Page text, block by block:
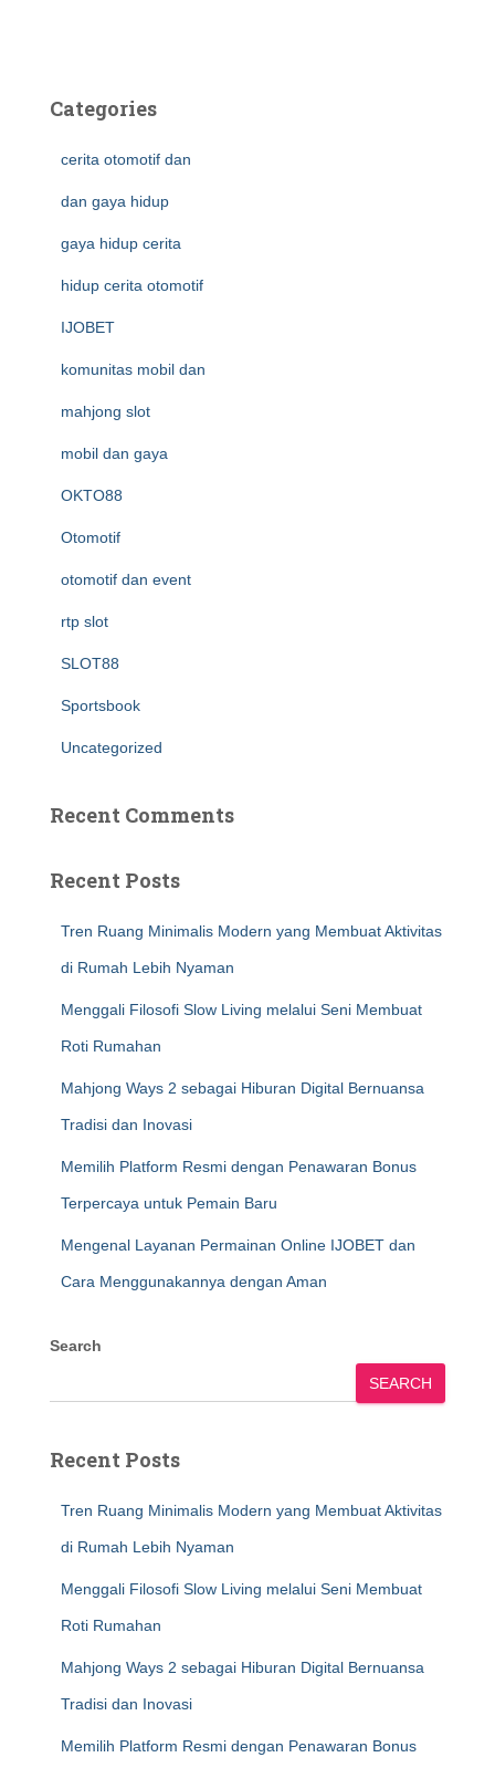
Categories
cerita otomotif dan
dan gaya hidup
gaya hidup cerita
hidup cerita otomotif
IJOBET
komunitas mobil dan
mahjong slot
mobil dan gaya
OKTO88
Otomotif
otomotif dan event
rtp slot
SLOT88
Sportsbook
Uncategorized
Recent Comments
Recent Posts
Tren Ruang Minimalis Modern yang Membuat Aktivitas
di Rumah Lebih Nyaman
Menggali Filosofi Slow Living melalui Seni Membuat
Roti Rumahan
Mahjong Ways 2 sebagai Hiburan Digital Bernuansa
Tradisi dan Inovasi
Memilih Platform Resmi dengan Penawaran Bonus
Terpercaya untuk Pemain Baru
Mengenal Layanan Permainan Online IJOBET dan
Cara Menggunakannya dengan Aman
Search
SEARCH
Recent Posts
Tren Ruang Minimalis Modern yang Membuat Aktivitas
di Rumah Lebih Nyaman
Menggali Filosofi Slow Living melalui Seni Membuat
Roti Rumahan
Mahjong Ways 2 sebagai Hiburan Digital Bernuansa
Tradisi dan Inovasi
Memilih Platform Resmi dengan Penawaran Bonus